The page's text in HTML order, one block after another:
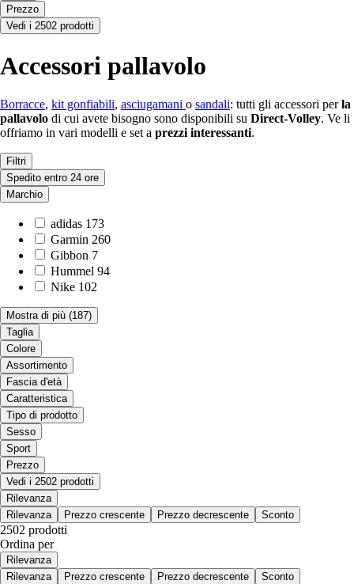
Prezzo
Vedi i 2502 prodotti
Accessori pallavolo
Borracce, kit gonfiabili, asciugamani o sandali: tutti gli accessori perla
pallavolo di cui avete bisogno sono disponibili su Direct-Volley. Ve li
offriamo in vari modelli e set a prezzi interessanti.
Filtri
Spedito entro 24 ore
Marchio
adidas 173
Garmin 260
Gibbon 7
Hummel 94
Nike 102
Mostra di più (187)
Taglia
Colore
Assortimento
Fascia d'età
Caratteristica
Tipo di prodotto
Sesso
Sport
Prezzo
Vedi i 2502 prodotti
Rilevanza
Rilevanza
Prezzo crescente Prezzo decrescente Sconto
2502 prodotti
Ordina per
Rilevanza
Rilevanza
Prezzo crescente Prezzo decrescente Sconto